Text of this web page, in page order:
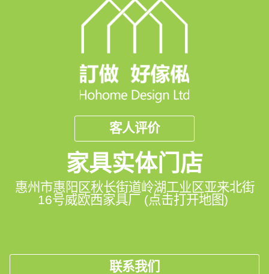
客人评价
家具实体门店
惠州市惠阳区秋长街道岭湖工业区亚来北街
16号威欧西家具厂 (点击打开地图)
联系我们